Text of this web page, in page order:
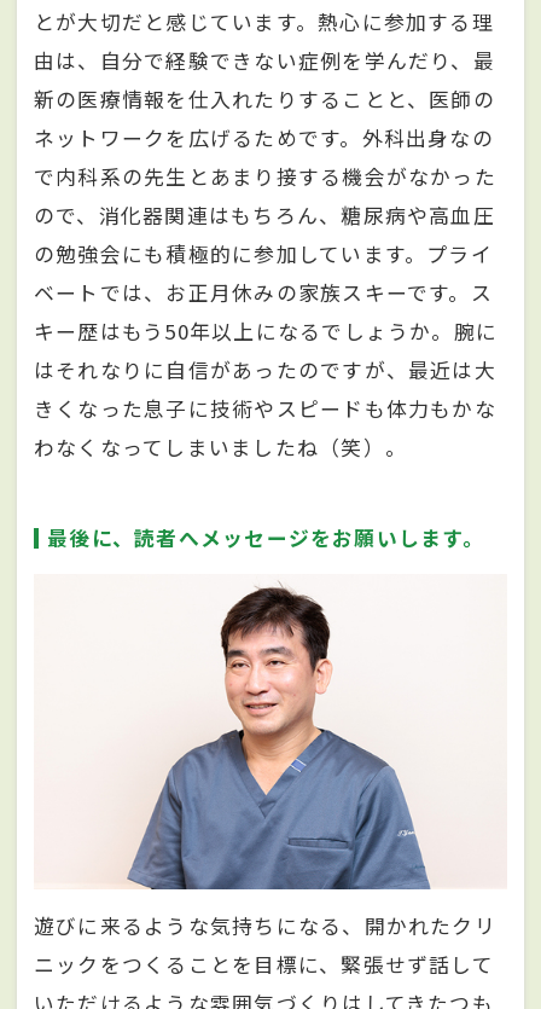
とが大切だと感じています。熱心に参加する理
由は、自分で経験できない症例を学んだり、最
新の医療情報を仕入れたりすることと、医師の
ネットワークを広げるためです。外科出身なの
で内科系の先生とあまり接する機会がなかった
ので、消化器関連はもちろん、糖尿病や高血圧
の勉強会にも積極的に参加しています。プライ
ベートでは、お正月休みの家族スキーです。ス
キー歴はもう50年以上になるでしょうか。腕に
はそれなりに自信があったのですが、最近は大
きくなった息子に技術やスピードも体力もかな
わなくなってしまいましたね（笑）。
最後に、読者へメッセージをお願いします。
遊びに来るような気持ちになる、開かれたクリ
ニックをつくることを目標に、緊張せず話して
いただけるような雰囲気づくりはしてきたつも